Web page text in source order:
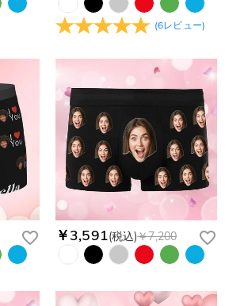
(6レビュー)
￥3,591(税込)￥7,200